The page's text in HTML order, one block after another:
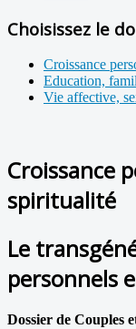
Choisissez le
Croissance
Education,
Vie affective,
Croissance
spiritualité
Le
personnels
Dossier de Couples